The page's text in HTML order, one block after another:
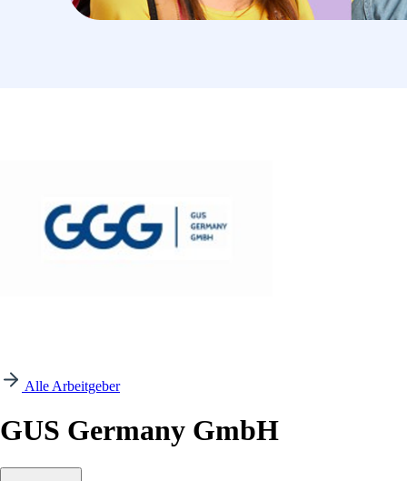
Alle Arbeitgeber
GUS Germany GmbH